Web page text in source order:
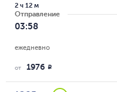
Отправление
03:58
2 ч 12 м
ежедневно
от 1976 R